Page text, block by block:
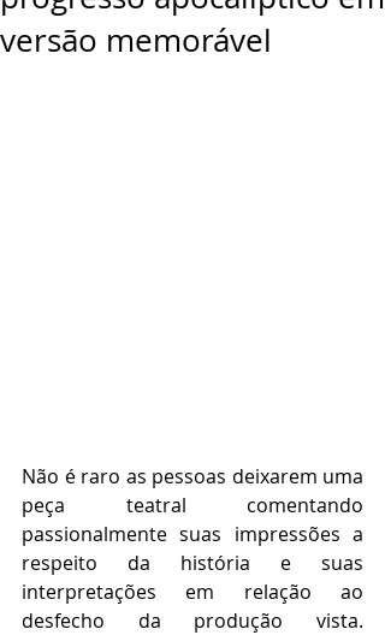
versão memorável
Não é raro as pessoas deixarem uma
peça teatral comentando
passionalmente suas impressões a
respeito da história e suas
interpretações em relação ao
desfecho da produção vista.